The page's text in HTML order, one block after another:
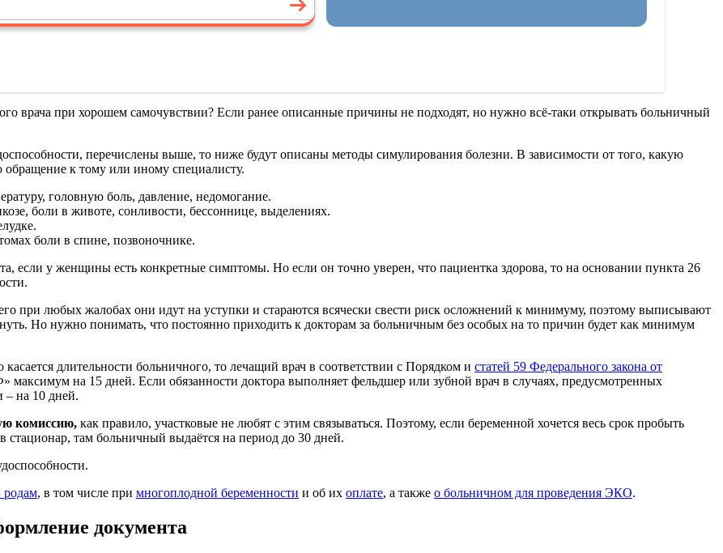
врача при хорошем самочувствии? Если ранее описанные причины не подходят, но нужно всё-таки открывать больничный
перечислены выше, то ниже будут описаны методы симулирования болезни. В зависимости от того, какую
обращение к тому или иному специалисту.
головную боль, давление, недомогание.
боли в животе, сонливости, бессоннице, выделениях.
боли в спине, позвоночнике.
если у женщины есть конкретные симптомы. Но если он точно уверен, что пациентка здорова, то на основании пункта 26
при любых жалобах они идут на уступки и стараются всячески свести риск осложнений к минимуму, поэтому выписывают
Но нужно понимать, что постоянно приходить к докторам за больничным без особых на то причин будет как минимум
касается длительности больничного, то лечащий врач в соответствии с Порядком и статей 59 Федерального закона от
максимум на 15 дней. Если обязанности доктора выполняет фельдшер или зубной врач в случаях, предусмотренных
– на 10 дней.
комиссию, как правило, участковые не любят с этим связываться. Поэтому, если беременной хочется весь срок пробыть
стационар, там больничный выдаётся на период до 30 дней.
родам, в том числе при многоплодной беременности и об их оплате, а также о больничном для проведения ЭКО.
документа